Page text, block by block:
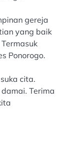
gereja
yang baik
Ponorogo.
cita.
Terima